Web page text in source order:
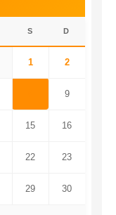
S D
1 2
9
15 16
22 23
29 30